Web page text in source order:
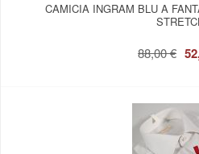
CAMICIA INGRAM BLU A
88,00 €